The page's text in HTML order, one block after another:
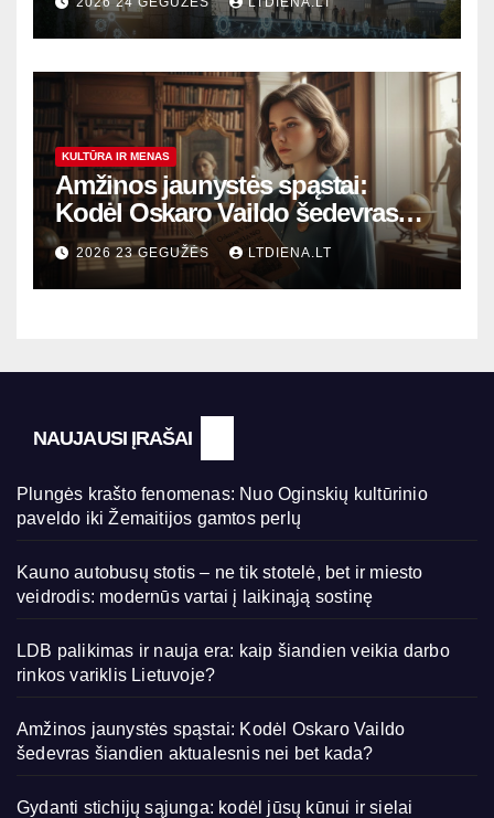
KULTŪRA IR MENAS
Amžinos jaunystės spąstai:
Kodėl Oskaro Vaildo šedevras
šiandien aktualesnis nei bet
kada?
2026 23 GEGUŽĖS LTDIENA.LT
NAUJAUSI ĮRAŠAI
Plungės krašto fenomenas: Nuo Oginskių kultūrinio
paveldo iki Žemaitijos gamtos perlų
Kauno autobusų stotis – ne tik stotelė, bet ir miesto
veidrodis: modernūs vartai į laikinąją sostinę
LDB palikimas ir nauja era: kaip šiandien veikia darbo
rinkos variklis Lietuvoje?
Amžinos jaunystės spąstai: Kodėl Oskaro Vaildo
šedevras šiandien aktualesnis nei bet kada?
Gydanti stichijų sąjunga: kodėl jūsų kūnui ir sielai